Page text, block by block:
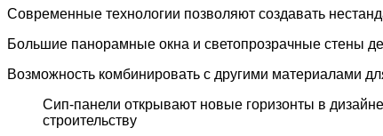
Современные технологии позволяют создавать
Большие панорамные окна и светопрозрачные стены
Возможность комбинировать с другими материалами
Сип-панели открывают новые горизонты в
строительству